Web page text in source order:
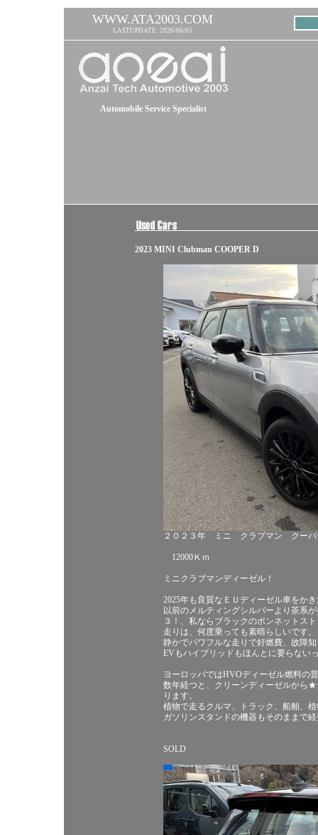
WWW.ATA2003.COM
LASTUPDATE: 2026/06/05
Automobile Service Specialist
2023 MINI Clubman COOPER D
２０２３年 ミニ クラブマン クーパ
12000Ｋｍ
ミニクラブマンディーゼル！
2025年も良質なＥＵディーゼル車をか
以前のメルティングシルバーより茶系
３！、私ならブラックのボンネットス
走りは、何度乗っても素晴らしいです。
静かでパワフルな走りで好燃費、故障
EVもハイブリッドもほんとに要らない
ヨーロッパではHVOディーゼル燃料の
数年経つと、クリーンディーゼルから
ります。
植物で走るクルマ、トラック、船舶、
ガソリンスタンドの機器もそのままで
SOLD